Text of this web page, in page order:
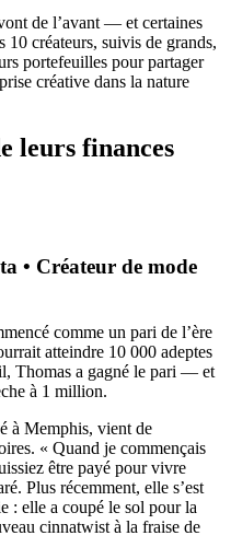
de l’avant — et certaines
10 créateurs, suivis de grands,
portefeuilles pour partager
créative dans la nature
leurs finances
• Créateur de mode
comme un pari de l’ère
atteindre 10 000 adeptes
Thomas a gagné le pari — et
à 1 million.
à Memphis, vient de
« Quand je commençais
être payé pour vivre
Plus récemment, elle s’est
: elle a coupé le sol pour la
cinnatwist à la fraise de